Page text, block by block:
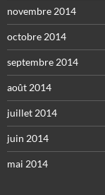
novembre 2014
octobre 2014
septembre 2014
août 2014
juillet 2014
juin 2014
mai 2014